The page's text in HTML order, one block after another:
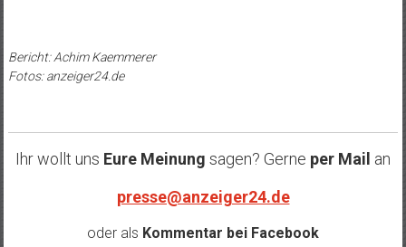
Bericht: Achim Kaemmerer
Fotos: anzeiger24.de
Ihr wollt uns Eure Meinung sagen? Gerne per Mail an
presse@anzeiger24.de
oder als Kommentar bei Facebook